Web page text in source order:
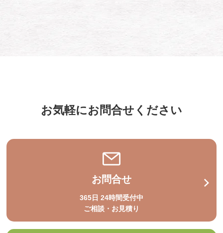
お気軽にお問合せください
お問合せ
365日 24時間受付中
ご相談・お見積り